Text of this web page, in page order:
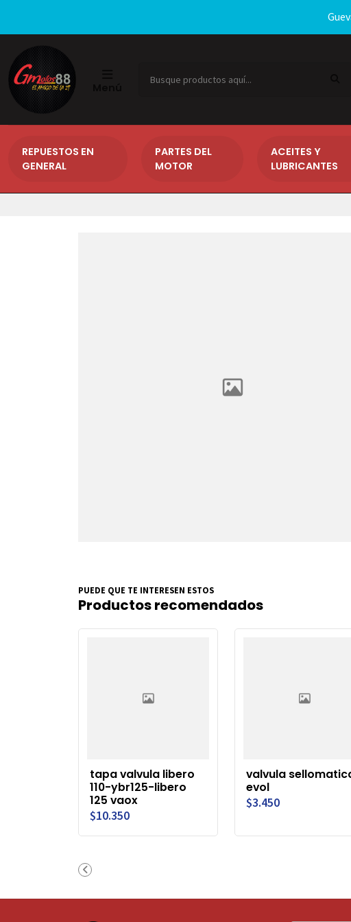
REPUESTOS EN
GENERAL
PARTES DEL
MOTOR
ACEITES Y
LUBRICANTES
PUEDE QUE TE INTERESEN ESTOS
Productos recomendados
tapa valvula libero
110-ybr125-libero
125 vaox
$10.350
valvula
evol
$3.450